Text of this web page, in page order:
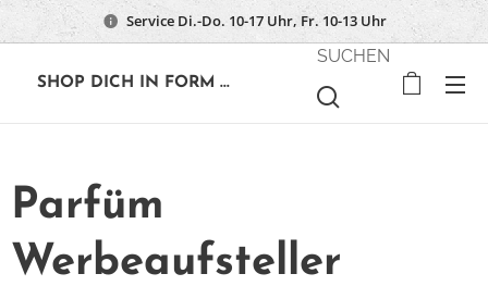
Service Di.-Do. 10-17 Uhr, Fr. 10-13 Uhr
SHOP DICH IN FORM ...
SUCHEN
Parfüm
Werbeaufsteller